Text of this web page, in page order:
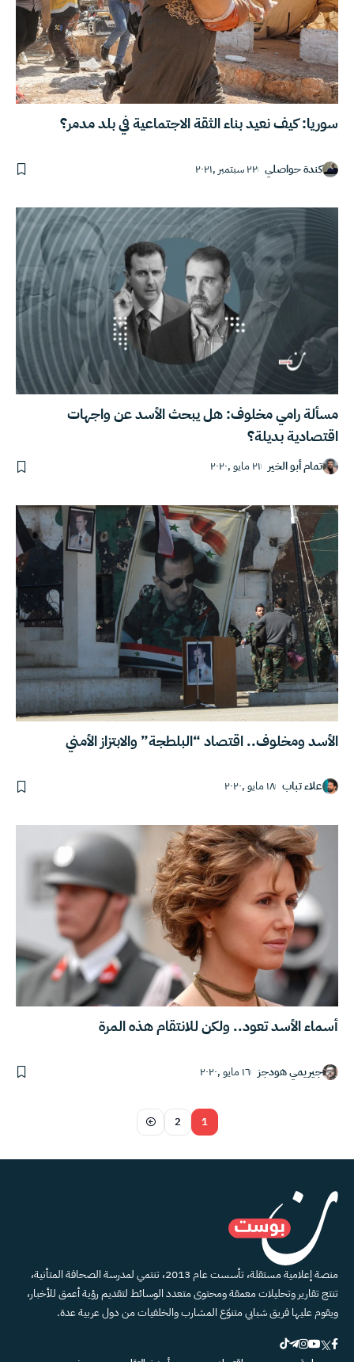
سوريا: كيف نعيد بناء الثقة الاجتماعية في بلد مدمر؟
كندة حواصلي ٢٢ سبتمبر ,٢٠٢١
مسألة رامي مخلوف: هل يبحث الأسد عن واجهات
اقتصادية بديلة؟
تمام أبو الخير ٢١ مايو ,٢٠٢٠
الأسد ومخلوف.. اقتصاد “البلطجة” والابتزاز الأمني
علاء تباب ١٨ مايو ,٢٠٢٠
أسماء الأسد تعود.. ولكن للانتقام هذه المرة
جيريمي هودجز ١٦ مايو ,٢٠٢٠
1
2
منصة إعلامية مستقلة، تأسست عام 2013، تنتمي لمدرسة الصحافة المتأنية،
تنتج تقارير وتحليلات معمقة ومحتوى متعدد الوسائط لتقديم رؤية أعمق للأخبار،
ويقوم عليها فريق شبابي متنوّع المشارب والخلفيات من دول عربية عدة.